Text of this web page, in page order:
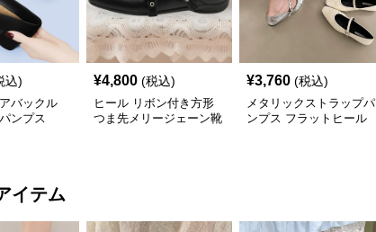
込)
バックル
ンプス
¥4,800 (税込)
ヒール リボン付き方形
つま先メリージェーン靴
¥3,760 (税込)
メタリックストラップパ
ンプス フラットヒール
イテム